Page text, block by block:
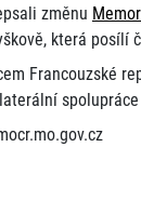
změnu
která posílí
Francouzské